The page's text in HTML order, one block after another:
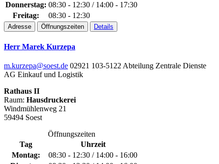
Donnerstag: 08:30 - 12:30 / 14:00 - 17:30
Freitag:
08:30 - 12:30
Adresse Öffnungszeiten Details
Herr Marek Kurzepa
m.kurzepa@soest.de 02921 103-5122 Abteilung Zentrale Dienste
AG Einkauf und Logistik
Rathaus II
Raum: Hausdruckerei
Windmühlenweg 21
59494 Soest
Öffnungszeiten
Tag
Uhrzeit
Montag:
08:30 - 12:30 / 14:00 - 16:00